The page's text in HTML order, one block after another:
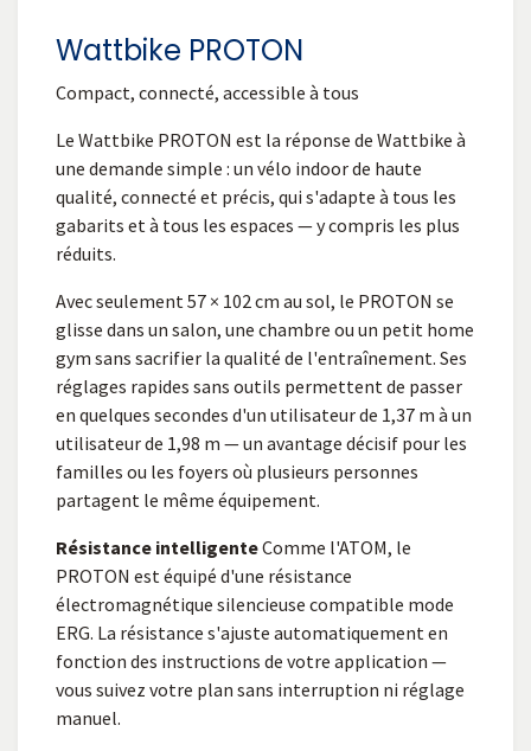
Wattbike PROTON
Compact, connecté, accessible à tous
Le Wattbike PROTON est la réponse de Wattbike à
une demande simple : un vélo indoor de haute
qualité, connecté et précis, qui s'adapte à tous les
gabarits et à tous les espaces — y compris les plus
réduits.
Avec seulement 57 × 102 cm au sol, le PROTON se
glisse dans un salon, une chambre ou un petit home
gym sans sacrifier la qualité de l'entraînement. Ses
réglages rapides sans outils permettent de passer
en quelques secondes d'un utilisateur de 1,37 m à un
utilisateur de 1,98 m — un avantage décisif pour les
familles ou les foyers où plusieurs personnes
partagent le même équipement.
Résistance intelligenteComme l'ATOM, le
PROTON est équipé d'une résistance
électromagnétique silencieuse compatible mode
ERG. La résistance s'ajuste automatiquement en
fonction des instructions de votre application —
vous suivez votre plan sans interruption ni réglage
manuel.